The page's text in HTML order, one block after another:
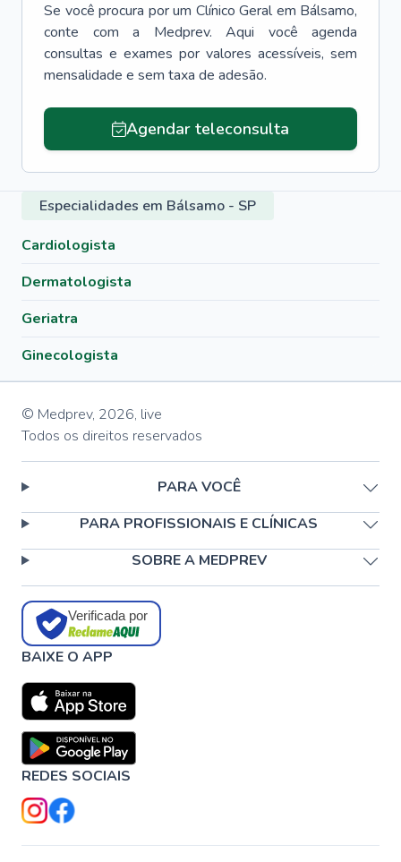
Se você procura por um Clínico Geral em Bálsamo,
conte com a Medprev. Aqui você agenda
consultas e exames por valores acessíveis, sem
mensalidade e sem taxa de adesão.
Agendar teleconsulta
Especialidades em Bálsamo - SP
Cardiologista
Dermatologista
Geriatra
Ginecologista
© Medprev, 2026, live
Todos os direitos reservados
PARA VOCÊ
PARA PROFISSIONAIS E CLÍNICAS
SOBRE A MEDPREV
Verificada por
BAIXE O APP
REDES SOCIAIS